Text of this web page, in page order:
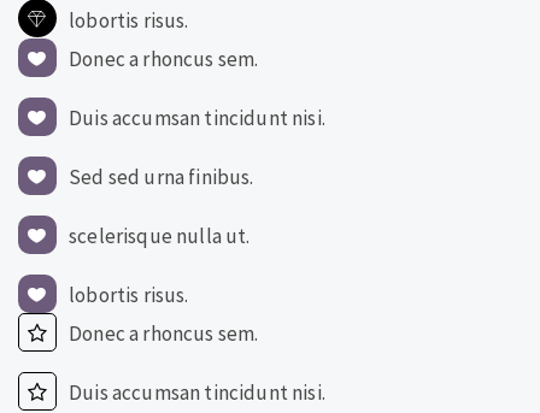
lobortis risus.
Donec a rhoncus sem.
Duis accumsan tincidunt nisi.
Sed sed urna finibus.
scelerisque nulla ut.
lobortis risus.
Donec a rhoncus sem.
Duis accumsan tincidunt nisi.